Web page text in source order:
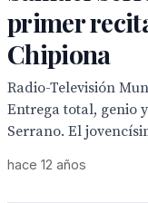
primer
Chipiona
Radio-Televisión
Entrega total, genio
Serrano. El
hace 12 años